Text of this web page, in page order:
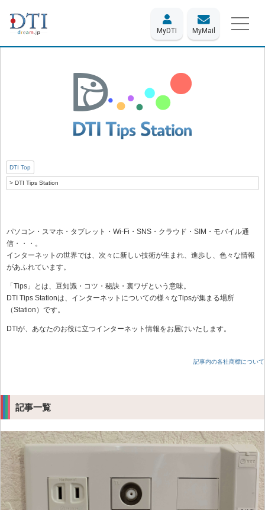
MyDTI MyMail
DTI Top
DTI Tips Station
パソコン・スマホ・タブレット・Wi-Fi・SNS・クラウド・SIM・モバイル通
信・・・。
インターネットの世界では、次々に新しい技術が生まれ、進歩し、色々な情報
があふれています。
「Tips」とは、豆知識・コツ・秘訣・裏ワザという意味。
DTI Tips Stationは、インターネットについての様々なTipsが集まる場所
（Station）です。
DTIが、あなたのお役に立つインターネット情報をお届けいたします。
記事内の各社商標について
記事一覧